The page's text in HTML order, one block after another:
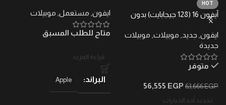
HOT
آيفون 16 (128 جيجابايت) بدون
ضرائب – ضمان محلي
ايفون جديد موبيلات موبيلات
جديدة
متوفر
63,666EGP
56,555 EGP
تحديد أحد الخيارات
ايفون مستعمل موبيلات
متاح للطلب المسبق
قراءة المزيد
البراند Apple